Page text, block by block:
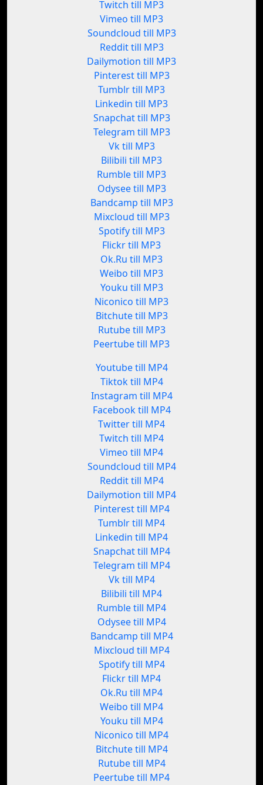
Twitch till MP3
Vimeo till MP3
Soundcloud till MP3
Reddit till MP3
Dailymotion till MP3
Pinterest till MP3
Tumblr till MP3
Linkedin till MP3
Snapchat till MP3
Telegram till MP3
Vk till MP3
Bilibili till MP3
Rumble till MP3
Odysee till MP3
Bandcamp till MP3
Mixcloud till MP3
Spotify till MP3
Flickr till MP3
Ok.Ru till MP3
Weibo till MP3
Youku till MP3
Niconico till MP3
Bitchute till MP3
Rutube till MP3
Peertube till MP3
Youtube till MP4
Tiktok till MP4
Instagram till MP4
Facebook till MP4
Twitter till MP4
Twitch till MP4
Vimeo till MP4
Soundcloud till MP4
Reddit till MP4
Dailymotion till MP4
Pinterest till MP4
Tumblr till MP4
Linkedin till MP4
Snapchat till MP4
Telegram till MP4
Vk till MP4
Bilibili till MP4
Rumble till MP4
Odysee till MP4
Bandcamp till MP4
Mixcloud till MP4
Spotify till MP4
Flickr till MP4
Ok.Ru till MP4
Weibo till MP4
Youku till MP4
Niconico till MP4
Bitchute till MP4
Rutube till MP4
Peertube till MP4